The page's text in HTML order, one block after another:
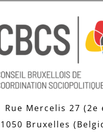
Rue Mercelis 27 (2e
1050 Bruxelles